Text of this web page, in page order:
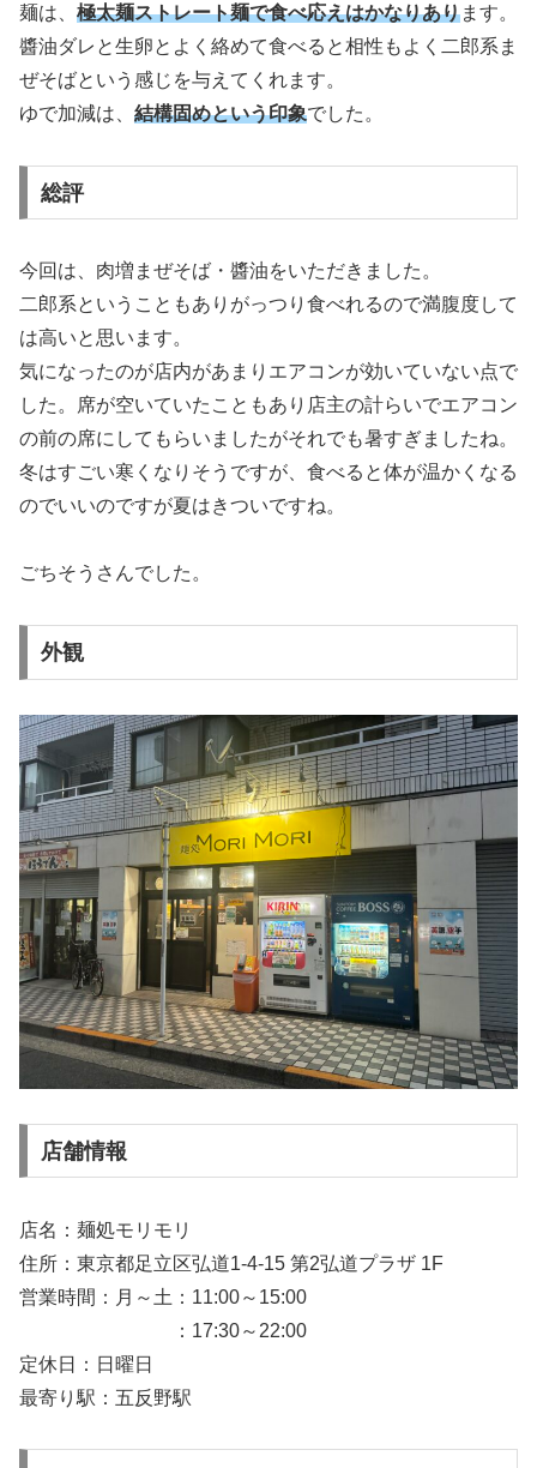
麺は、 極太麺ストレート麺で食べ応えはかなりあります。
醬油ダレと生卵とよく絡めて食べると相性もよく二郎系ま
ぜそばという感じを与えてくれます。
ゆで加減は、 結構固めという印象でした。
総評
今回は、肉増まぜそば・醬油をいただきました。
二郎系ということもありがっつり食べれるので満腹度して
は高いと思います。
気になったのが店内があまりエアコンが効いていない点で
した。席が空いていたこともあり店主の計らいでエアコン
の前の席にしてもらいましたがそれでも暑すぎましたね。
冬はすごい寒くなりそうですが、食べると体が温かくなる
のでいいのですが夏はきついですね。
ごちそうさんでした。
外観
店舗情報
店名：麺処モリモリ
住所：東京都足立区弘道1-4-15 第2弘道プラザ 1F
営業時間：月～土：11:00～15:00
：17:30～22:00
定休日：日曜日
最寄り駅：五反野駅